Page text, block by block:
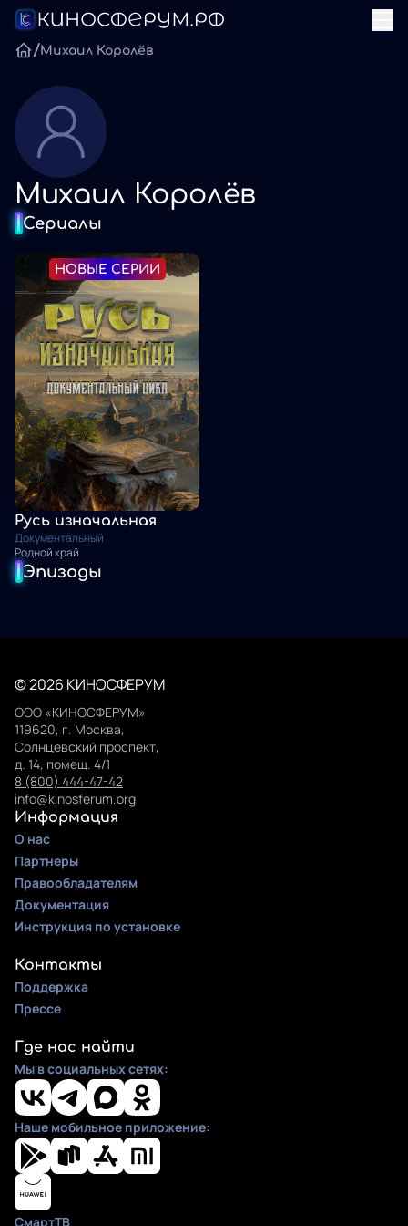
/Михаил Королёв
Михаил Королёв
Сериалы
НОВЫЕ СЕРИИ
Русь изначальная
Документальный
Родной край
Эпизоды
© 2026 КИНОСФЕРУМ
ООО «КИНОСФЕРУМ»
119620, г. Москва,
Солнцевский проспект,
д. 14, помещ. 4/1
8 (800) 444-47-42
info@kinosferum.org
Информация
О нас
Партнеры
Правообладателям
Документация
Инструкция по установке
Контакты
Поддержка
Прессе
Где нас найти
Мы в социальных сетях:
Наше мобильное приложение:
СмартТВ